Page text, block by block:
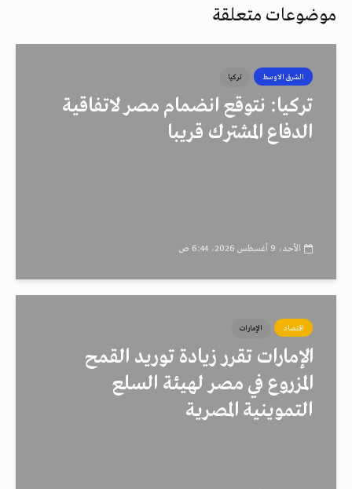
موضوعات متعلقة
الشرق الاوسط تركيا
تركيا: نتوقع انضمام مصر لاتفاقية
الدفاع المشترك قريبا
الأحد، 9 أغسطس 2026، 6:44 ص
اقتصاد الإمارات
الإمارات تقرر زيادة توريد القمح
المزروع في مصر لهيئة السلع
التموينية المصرية